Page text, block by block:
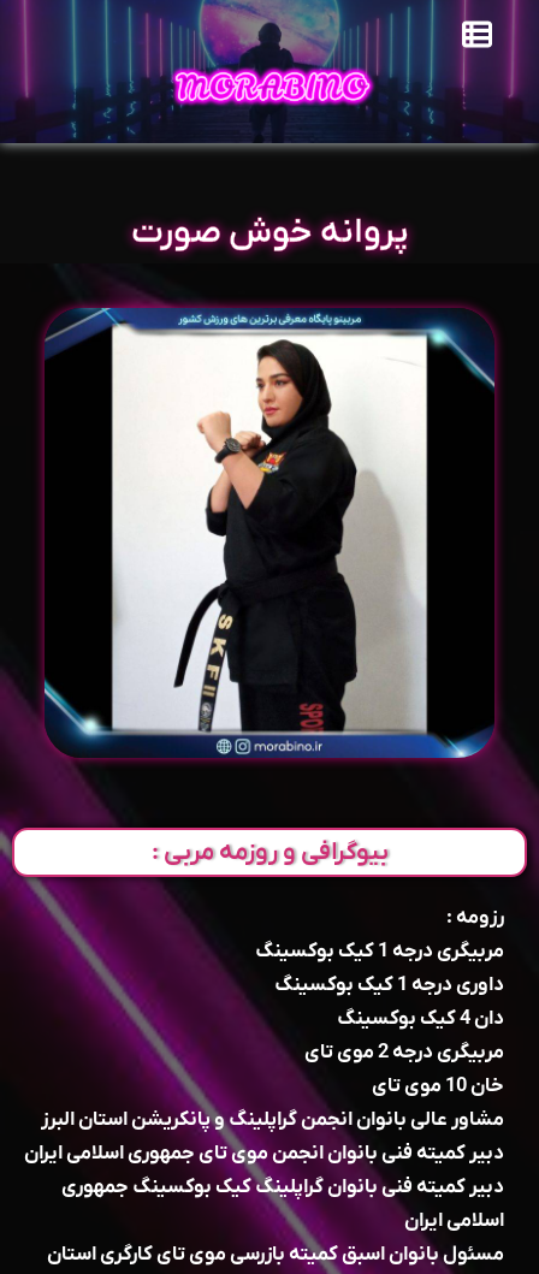
پروانه خوش صورت
بیوگرافی و روزمه مربی :
رزومه :
مربیگری درجه 1 کیک بوکسینگ
داوری درجه 1 کیک بوکسینگ
دان 4 کیک بوکسینگ
مربیگری درجه 2 موی تای
خان 10 موی تای
مشاور عالی بانوان انجمن گراپلینگ و پانکریشن استان البرز
دبیر کمیته فنی بانوان انجمن موی تای جمهوری اسلامی ایران
دبیر کمیته فنی بانوان گراپلینگ کیک بوکسینگ جمهوری
اسلامی ایران
مسئول بانوان اسبق کمیته بازرسی موی تای کارگری استان